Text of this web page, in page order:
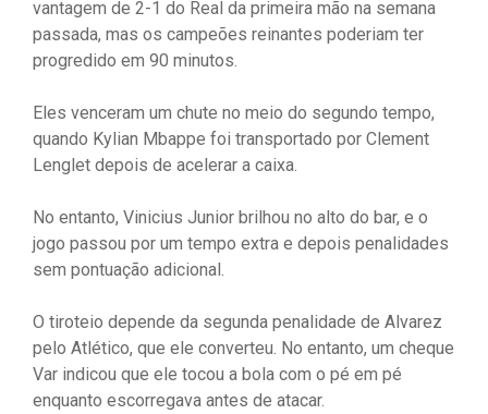
vantagem de 2-1 do Real da primeira mão na semana
passada, mas os campeões reinantes poderiam ter
progredido em 90 minutos.
Eles venceram um chute no meio do segundo tempo,
quando Kylian Mbappe foi transportado por Clement
Lenglet depois de acelerar a caixa.
No entanto, Vinicius Junior brilhou no alto do bar, e o
jogo passou por um tempo extra e depois penalidades
sem pontuação adicional.
O tiroteio depende da segunda penalidade de Alvarez
pelo Atlético, que ele converteu. No entanto, um cheque
Var indicou que ele tocou a bola com o pé em pé
enquanto escorregava antes de atacar.